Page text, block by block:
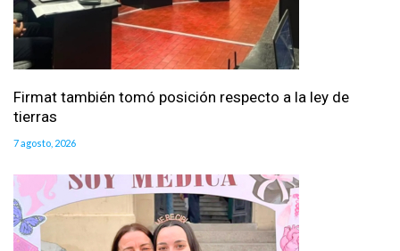
Firmat también tomó posición respecto a la ley de
tierras
7 agosto, 2026